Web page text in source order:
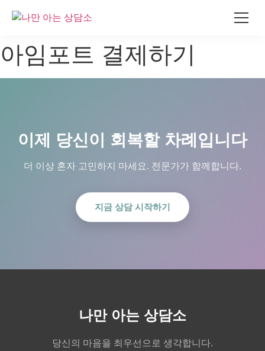
텐아임포트 결제하기
이제 당신이 회복할 차례입니다
더 이상 혼자 고민하지 마세요. 전문가가 함께합니다.
지금 상담 시작하기
나만 아는 상담소
당신의 마음을 최우선으로 생각합니다.